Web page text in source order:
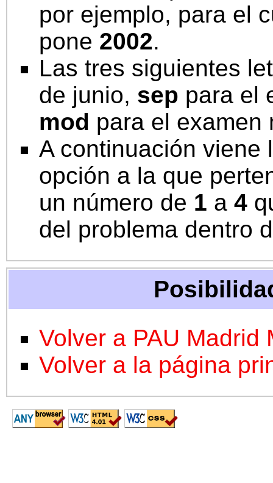
por ejemplo, para el
pone 2002.
Las tres siguientes
de junio, sep para el
mod para el examen
A continuación viene
opción a la que
un número de 1 a 4
del problema dentro
Volver a PAU Madrid
Volver a la página